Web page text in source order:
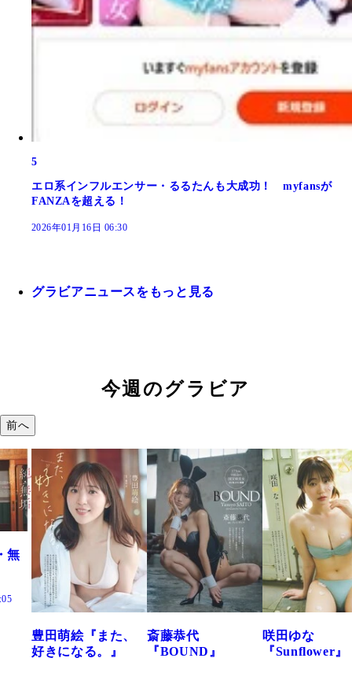
5
エロ系インフルエンサー・るるたんも大成功！ myfansが
FANZAを超える！
2026年01月16日 06:30
グラビアニュースをもっと見る
今週のグラビア
前へ
斎藤恭代
『BOUND』
咲田ゆな
『Sunflower』
藤水咲桜『花
だまり』